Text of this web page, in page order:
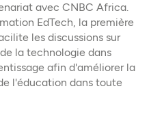
avec CNBC Africa.
EdTech, la première
les discussions sur
la technologie dans
afin d'améliorer la
l'éducation dans toute